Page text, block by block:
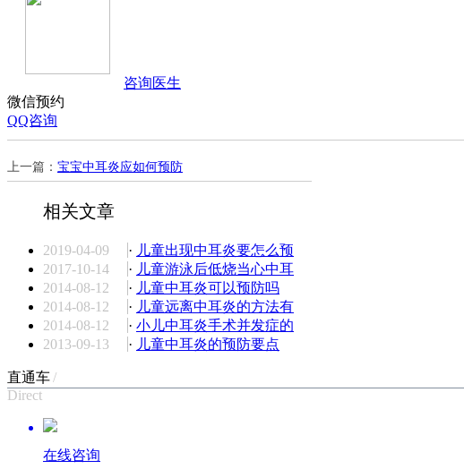
咨询医生
微信预约
QQ咨询
上一篇： 宝宝中耳炎应如何预防
相关文章
2019-04-09 · 儿童出现中耳炎要怎么预
2017-10-14
· 儿童游泳后低烧当心中耳
2014-08-12
· 儿童中耳炎可以预防吗
2014-08-12
· 儿童远离中耳炎的方法有
2014-08-12
· 小儿中耳炎手术并发症的
2013-09-13
· 儿童中耳炎的预防要点
直通车/
Direct
在线咨询